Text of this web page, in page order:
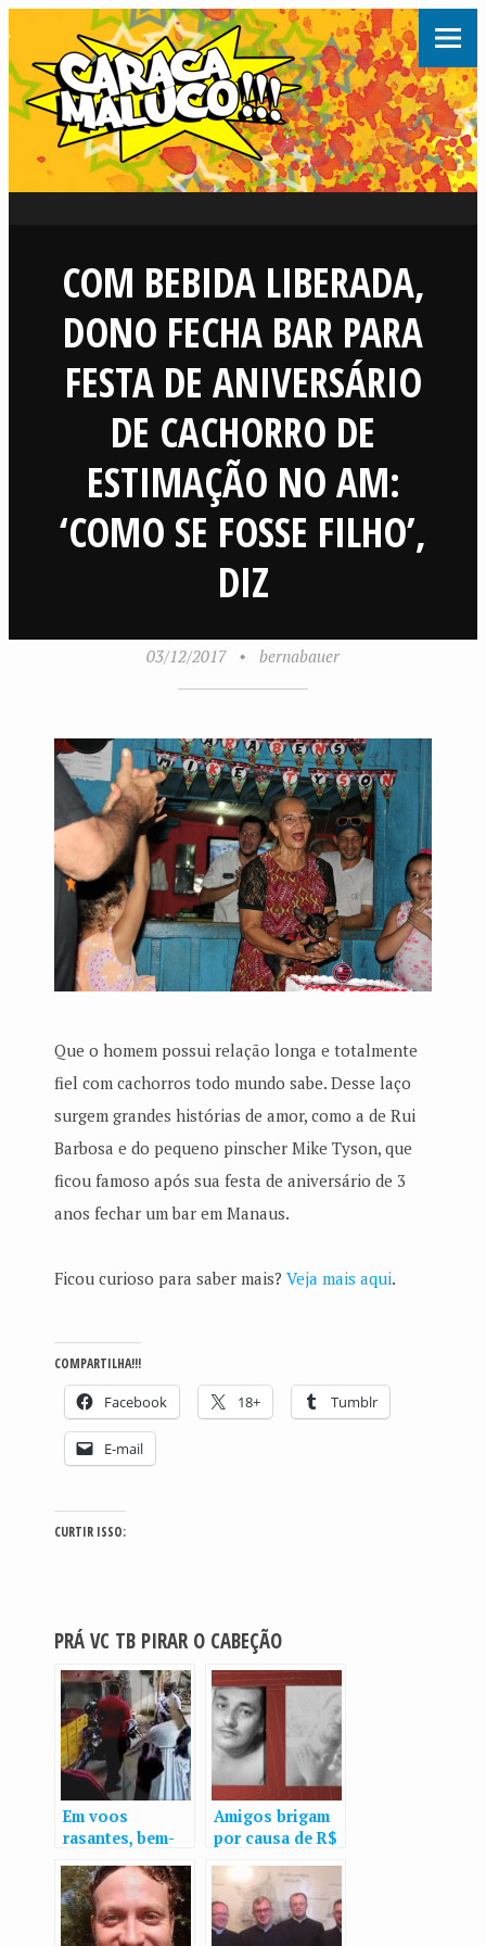
COM BEBIDA LIBERADA,
DONO FECHA BAR PARA
FESTA DE ANIVERSÁRIO
DE CACHORRO DE
ESTIMAÇÃO NO AM:
‘COMO SE FOSSE FILHO’,
DIZ
03/12/2017 • bernabauer
Que o homem possui relação longa e totalmente
fiel com cachorros todo mundo sabe. Desse laço
surgem grandes histórias de amor, como a de Rui
Barbosa e do pequeno pinscher Mike Tyson, que
ficou famoso após sua festa de aniversário de 3
anos fechar um bar em Manaus.
Ficou curioso para saber mais? Veja mais aqui.
COMPARTILHA!!!
Facebook 18+ Tumblr
E-mail
CURTIR ISSO:
PRÁ VC TB PIRAR O CABEÇÃO
Em voos
rasantes, bem-
fumantes em bar
no Catete
Amigos brigam
por causa de R$
bar e morrem
após um atirar
no outro na